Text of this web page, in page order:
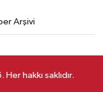
Arşivi
hakkı saklıdır.